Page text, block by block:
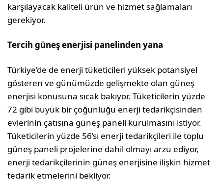
karşılayacak kaliteli ürün ve hizmet sağlamaları
gerekiyor.
Tercih güneş enerjisi panelinden yana
Türkiye’de de enerji tüketicileri yüksek potansiyel
gösteren ve günümüzde gelişmekte olan güneş
enerjisi konusuna sıcak bakıyor. Tüketicilerin yüzde
72 gibi büyük bir çoğunluğu enerji tedarikçisinden
evlerinin çatısına güneş paneli kurulmasını istiyor.
Tüketicilerin yüzde 56’sı enerji tedarikçileri ile toplu
güneş paneli projelerine dahil olmayı arzu ediyor,
enerji tedarikçilerinin güneş enerjisine ilişkin hizmet
tedarik etmelerini bekliyor.